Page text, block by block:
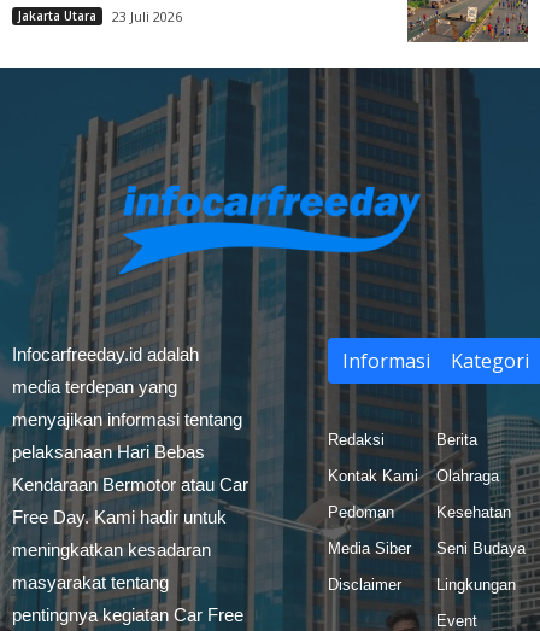
Jakarta Utara 23 Juli 2026
Infocarfreeday.id adalah
media terdepan yang
menyajikan informasi tentang
pelaksanaan Hari Bebas
Kendaraan Bermotor atau Car
Free Day. Kami hadir untuk
meningkatkan kesadaran
masyarakat tentang
pentingnya kegiatan Car Free
Informasi
Redaksi
Kontak Kami
Pedoman
Media Siber
Disclaimer
Kategori
Berita
Olahraga
Kesehatan
Seni Budaya
Lingkungan
Event